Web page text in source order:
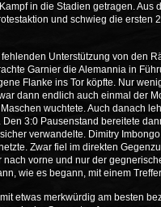
in die Stadien getragen. Aus
und schwieg die ersten
Unterstützung von den
Garnier die Alemannia in
Flanke ins Tor köpfte. Nur
dann endlich auch einmal der
wuchtete. Auch danach
3:0 Pausenstand bereitete
verwandelte. Dimitry
Zwar fiel im direkten
vorne und nur der
wie es begann, mit einem
etwas merkwürdig am besten